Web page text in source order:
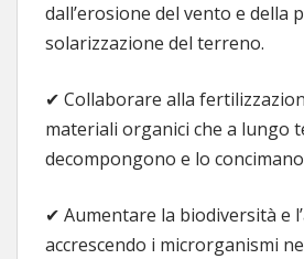
dall’erosione del vento e della
solarizzazione del terreno.
✔ Collaborare alla
materiali organici che a lungo
decompongono e lo
✔ Aumentare la biodiversità e
accrescendo i microrganismi